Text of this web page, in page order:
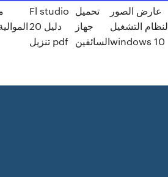
Fl studio
20 دليل
تنزيل pdf
تحميل
جهاز
السائقين
عارض الصور
لنظام التشغيل
windows 10